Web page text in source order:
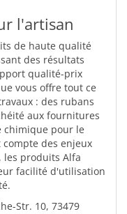
l'artisan
de haute qualité
des résultats
qualité-prix
vous offre tout ce
: des rubans
aux fournitures
chimique pour le
des enjeux
produits Alfa
facilité d'utilisation
Str. 10, 73479